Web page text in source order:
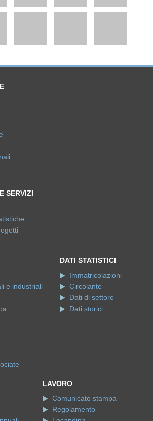
SERVIZI
e industriali
DATI STATISTICI
Immatricolazioni
Circolante
Dati di settore
Dati storici
LAVORO
Comunicato stampa
Regolamento